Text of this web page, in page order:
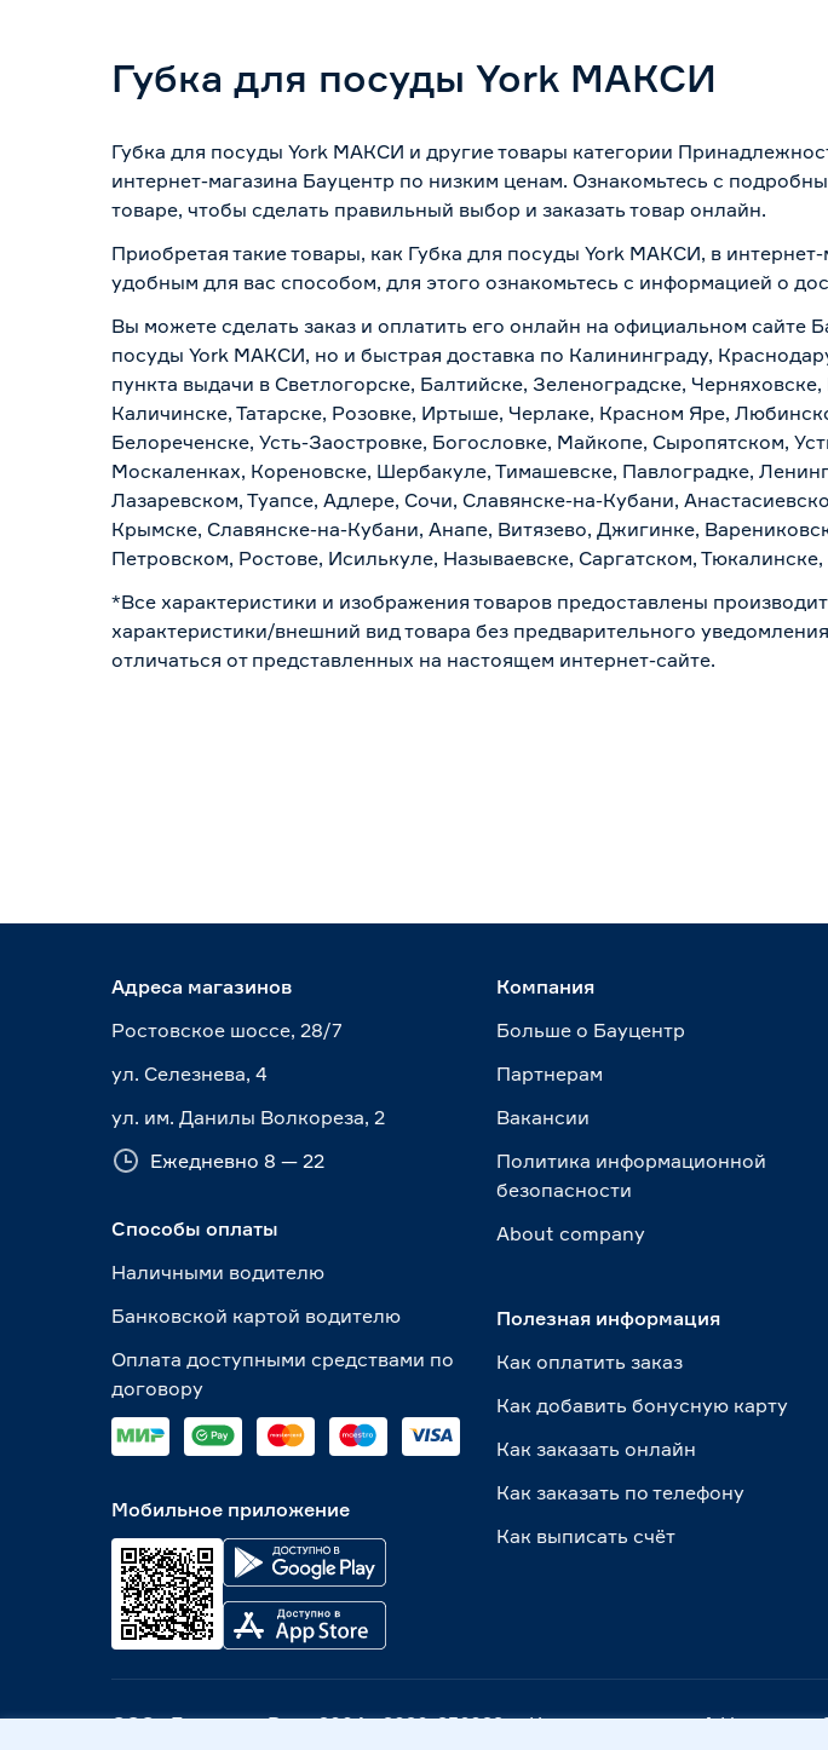
Губка для посуды York МАКСИ
Губка для посуды York МАКСИ и другие товары категории
интернет-магазина Бауцентр по низким ценам. Ознакомьтесь с
товаре, чтобы сделать правильный выбор и заказать товар онлайн.
Приобретая такие товары, как Губка для посуды York МАКСИ, в
удобным для вас способом, для этого ознакомьтесь с информацией о
Вы можете сделать заказ и оплатить его онлайн на официальном сайте
посуды York МАКСИ, но и быстрая доставка по Калининграду,
пункта выдачи в Светлогорске, Балтийске, Зеленоградске,
Каличинске, Татарске, Розовке, Иртыше, Черлаке, Красном Яре,
Белореченске, Усть-Заостровке, Богословке, Майкопе, Сыропятском,
Москаленках, Кореновске, Шербакуле, Тимашевске, Павлоградке,
Лазаревском, Туапсе, Адлере, Сочи, Славянске-на-Кубани,
Крымске, Славянске-на-Кубани, Анапе, Витязево, Джигинке,
Петровском, Ростове, Исилькуле, Называевске, Саргатском,
*Все характеристики и изображения товаров предоставлены
характеристики/внешний вид товара без предварительного
отличаться от представленных на настоящем интернет-сайте.
Адреса магазинов
Ростовское шоссе, 28/7
ул. Селезнева, 4
ул. им. Данилы Волкореза, 2
Ежедневно 8 — 22
Способы оплаты
Наличными водителю
Банковской картой водителю
Оплата доступными средствами по
договору
Мобильное приложение
Компания
Больше о Бауцентр
Партнерам
Вакансии
Политика информационной
безопасности
About сompany
Полезная информация
Как оплатить заказ
Как добавить бонусную карту
Как заказать онлайн
Как заказать по телефону
Как выписать счёт
ООО «Бауцентр Рус» 2004 -2026, 236029, г. Калининград, ул.